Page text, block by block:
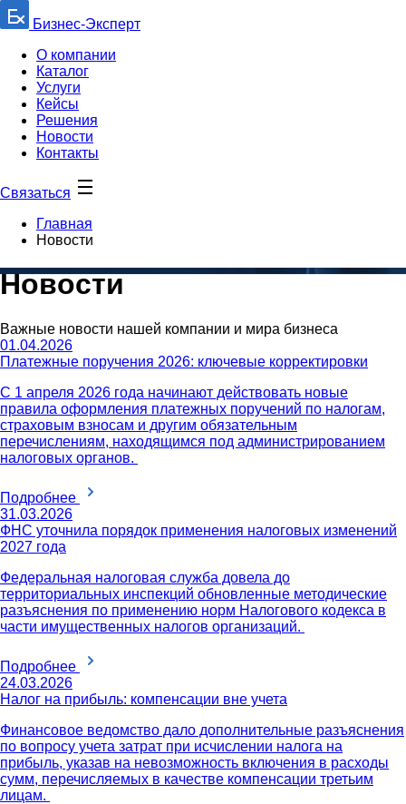
Бизнес-Эксперт
О компании
Каталог
Услуги
Кейсы
Решения
Новости
Контакты
Связаться
Главная
Новости
Новости
Важные новости нашей компании и мира бизнеса
01.04.2026
Платежные поручения 2026: ключевые корректировки
С 1 апреля 2026 года начинают действовать новые
правила оформления платежных поручений по налогам,
страховым взносам и другим обязательным
перечислениям, находящимся под администрированием
налоговых органов.
Подробнее
31.03.2026
ФНС уточнила порядок применения налоговых изменений
2027 года
Федеральная налоговая служба довела до
территориальных инспекций обновленные методические
разъяснения по применению норм Налогового кодекса в
части имущественных налогов организаций.
Подробнее
24.03.2026
Налог на прибыль: компенсации вне учета
Финансовое ведомство дало дополнительные разъяснения
по вопросу учета затрат при исчислении налога на
прибыль, указав на невозможность включения в расходы
сумм, перечисляемых в качестве компенсации третьим
лицам.